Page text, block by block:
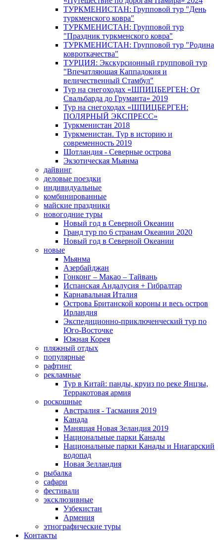
ТУРКМЕНИСТАН: Групповой тур "День
туркменского ковра"
ТУРКМЕНИСТАН: Групповой тур
"Праздник туркменского ковра"
ТУРКМЕНИСТАН: Групповой тур "Родина
ковроткачества"
ТУРЦИЯ: Экскурсионный групповой тур
"Впечатляющая Каппадокия и
величественный Стамбул"
Тур на снегоходах «ШПИЦБЕРГЕН: От
Свальбарда до Груманта» 2019
Тур на снегоходах «ШПИЦБЕРГЕН:
ПОЛЯРНЫЙ ЭКСПРЕСС»
Туркменистан 2018
Туркменистан. Тур в историю и
современность 2019
Шотландия - Северные острова
Экзотическая Мьянма
дайвинг
деловые поездки
индивидуальные
комбинированные
майские праздники
новогодние туры
Новый год в Северной Океании
Гранд тур по 6 странам Океании 2020
Новый год в Северной Океании
новые
Мьянма
Азербайджан
Гонконг – Макао – Тайвань
Испанская Андалусия + Гибралтар
Карнавальная Италия
Острова Британской короны и весь остров
Ирландия
Экспедиционно-приключенческий тур по
Юго-Восточке
Южная Корея
пляжный отдых
популярные
рафтинг
рекламные
Тур в Китай: панды, круиз по реке Янцзы,
Терракотовая армия
роскошные
Австралия - Тасмания 2019
Канада
Манящая Новая Зеландия 2019
Национальные парки Канады
Национальные парки Канады и Ниагарский
водопад
Новая Зелландия
рыбалка
сафари
фестивали
эксклюзивные
Узбекистан
Армения
этнографические туры
Контакты